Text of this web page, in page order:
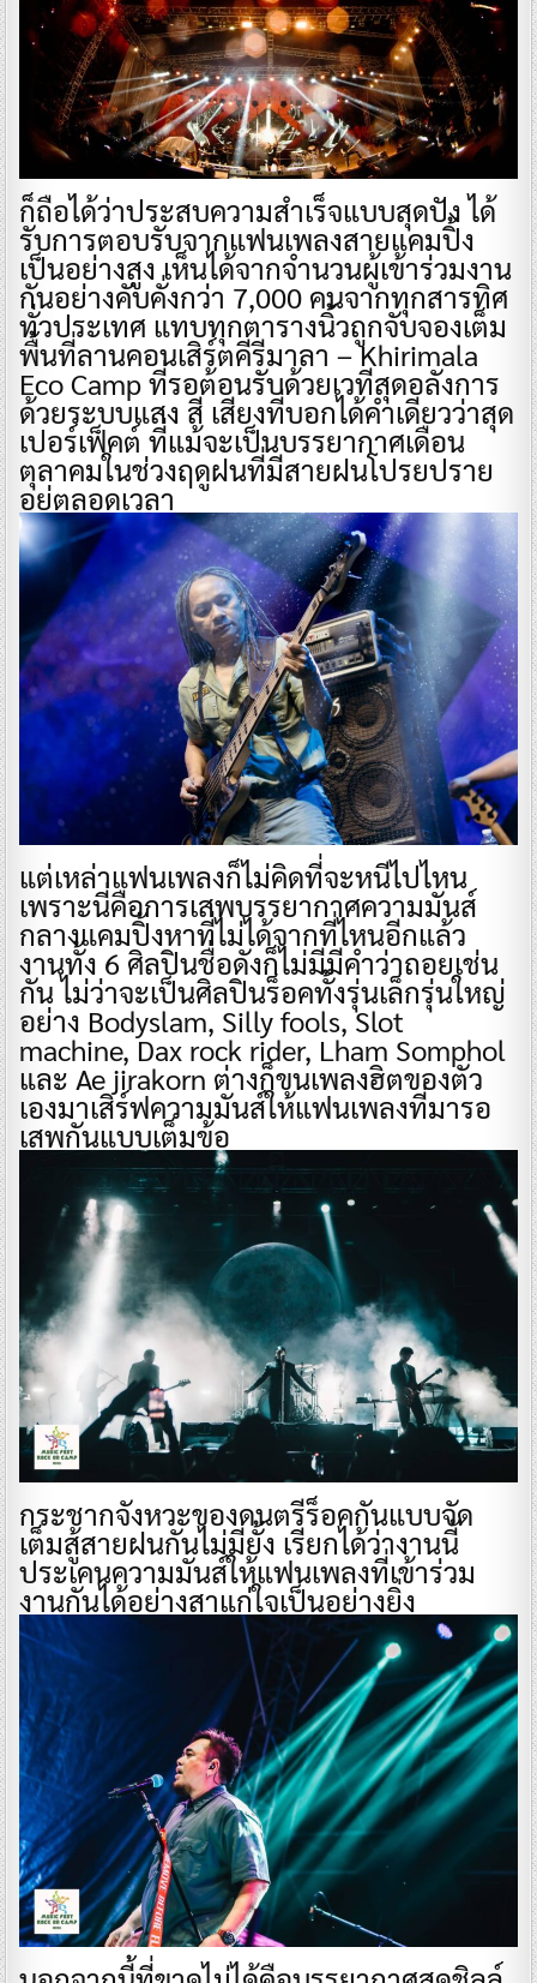
ก็ถือได้ว่าประสบความสำเร็จแบบสุดปัง ได้
รับการตอบรับจากแฟนเพลงสายแคมปิ้ง
เป็นอย่างสูง เห็นได้จากจำนวนผู้เข้าร่วมงาน
กันอย่างคับคั่งกว่า 7,000 คนจากทุกสารทิศ
ทั่วประเทศ แทบทุกตารางนิ้วถูกจับจองเต็ม
พื้นที่ลานคอนเสิร์ตคีรีมาลา – Khirimala
Eco Camp ที่รอต้อนรับด้วยเวทีสุดอลังการ
ด้วยระบบแสง สี เสียงที่บอกได้คำเดียวว่าสุด
เปอร์เฟ็คต์ ที่แม้จะเป็นบรรยากาศเดือน
ตุลาคมในช่วงฤดูฝนที่มีสายฝนโปรยปราย
อยู่ตลอดเวลา
แต่เหล่าแฟนเพลงก็ไม่คิดที่จะหนีไปไหน
เพราะนี่คือการเสพบรรยากาศความมันส์
กลางแคมปิ้งหาที่ไม่ได้จากที่ไหนอีกแล้ว
งานทั้ง 6 ศิลปินชื่อดังก็ไม่มีมีคำว่าถอยเช่น
กัน ไม่ว่าจะเป็นศิลปินร็อคทั้งรุ่นเล็กรุ่นใหญ่
อย่าง Bodyslam, Silly fools, Slot
machine, Dax rock rider, Lham Somphol
และ Ae jirakorn ต่างก็ขนเพลงฮิตของตัว
เองมาเสิร์ฟความมันส์ให้แฟนเพลงที่มารอ
เสพกันแบบเต็มข้อ
กระชากจังหวะของดนตรีร็อคกันแบบจัด
เต็มสู้สายฝนกันไม่มียั้ง เรียกได้ว่างานนี้
ประเคนความมันส์ให้แฟนเพลงที่เข้าร่วม
งานกันได้อย่างสาแก่ใจเป็นอย่างยิ่ง